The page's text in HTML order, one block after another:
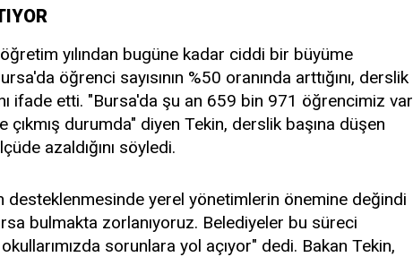
yılından bugüne kadar ciddi bir büyüme
öğrenci sayısının %50 oranında arttığını, derslik
ifade etti. "Bursa'da şu an 659 bin 971 öğrencimiz var
çıkmış durumda" diyen Tekin, derslik başına düşen
azaldığını söyledi.
desteklenmesinde yerel yönetimlerin önemine değindi
bulmakta zorlanıyoruz. Belediyeler bu süreci
sorunlara yol açıyor" dedi. Bakan Tekin,